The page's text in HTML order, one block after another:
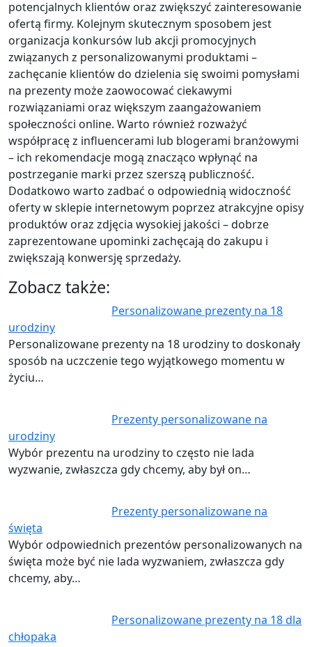
potencjalnych klientów oraz zwiększyć zainteresowanie
ofertą firmy. Kolejnym skutecznym sposobem jest
organizacja konkursów lub akcji promocyjnych
związanych z personalizowanymi produktami –
zachęcanie klientów do dzielenia się swoimi pomysłami
na prezenty może zaowocować ciekawymi
rozwiązaniami oraz większym zaangażowaniem
społeczności online. Warto również rozważyć
współpracę z influencerami lub blogerami branżowymi
– ich rekomendacje mogą znacząco wpłynąć na
postrzeganie marki przez szerszą publiczność.
Dodatkowo warto zadbać o odpowiednią widoczność
oferty w sklepie internetowym poprzez atrakcyjne opisy
produktów oraz zdjęcia wysokiej jakości – dobrze
zaprezentowane upominki zachęcają do zakupu i
zwiększają konwersję sprzedaży.
Zobacz także:
Personalizowane prezenty na 18
urodziny
Personalizowane prezenty na 18 urodziny to doskonały
sposób na uczczenie tego wyjątkowego momentu w
życiu…
Prezenty personalizowane na
urodziny
Wybór prezentu na urodziny to często nie lada
wyzwanie, zwłaszcza gdy chcemy, aby był on…
Prezenty personalizowane na
święta
Wybór odpowiednich prezentów personalizowanych na
święta może być nie lada wyzwaniem, zwłaszcza gdy
chcemy, aby…
Personalizowane prezenty na 18 dla
chłopaka